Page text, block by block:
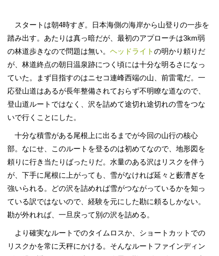
スタートは朝4時すぎ。日本海側の海岸から山登りの一歩を
踏み出す。あたりは真っ暗だが、最初のアプローチは3km弱
の林道歩きなので問題は無い。 ヘッドライトの明かり頼りだ
が、林道終点の朝日温泉跡につく頃には十分な明るさになっ
ていた。まず目指すのはニセコ連峰西端の山、前雷電だ。一
応登山道はあるが長年整備されておらず不明瞭な道なので、
登山道ルートではなく、沢を詰めて途切れ途切れの雪をつな
いで行くことにした。
十分な積雪がある尾根上に出るまでが今回の山行の核心
部。なにせ、このルートを登るのは初めてなので、地形図を
頼りに行き当たりばったりだ。水量のある沢はリスクを伴う
が、下手に尾根に上がっても、雪がなければ延々と藪漕ぎを
強いられる。どの沢を詰めれば雪がつながっているかを知っ
ている訳ではないので、経験を元にした勘に頼るしかない。
勘が外れれば、一旦戻って別の沢を詰める。
より確実なルートでのタイムロスか、ショートカットでの
リスクかを常に天秤にかける。そんなルートファインディン